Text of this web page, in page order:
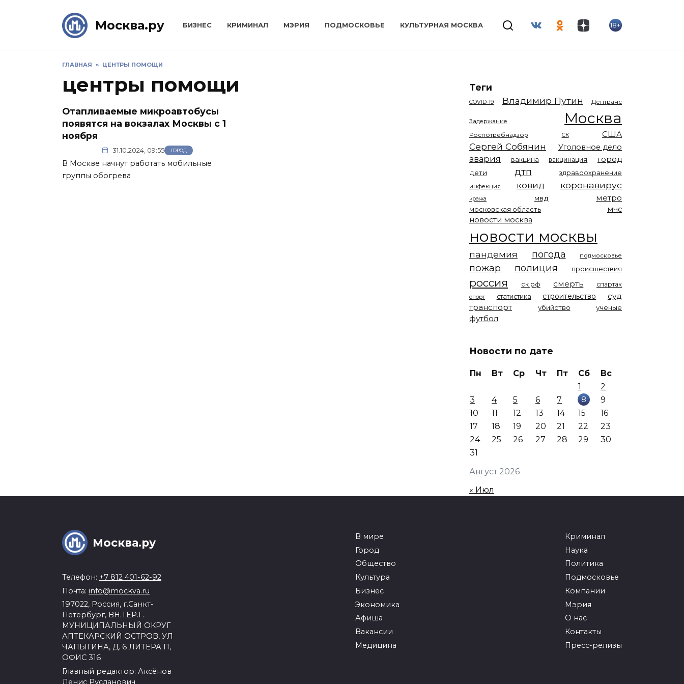
Москва.ру БИЗНЕС КРИМИНАЛ МЭРИЯ ПОДМОСКОВЬЕ КУЛЬТУРНАЯ МОСКВА 18+
ГЛАВНАЯ » ЦЕНТРЫ ПОМОЩИ
центры помощи
Отапливаемые микроавтобусы
появятся на вокзалах Москвы с 1
ноября
31.10.2024, 09:55 ГОРОД
В Москве начнут работать мобильные
группы обогрева
Теги
COVID-19 Владимир Путин Дептранс
Задержание Москва
Роспотребнадзор СК США
Сергей Собянин Уголовное дело
авария вакцина вакцинация город
дети дтп здравоохранение
инфекция ковид коронавирус
кража мвд метро
московская область
мчс
новости москва
новости москвы
пандемия погода подмосковье
пожар полиция происшествия
россия ск рф смерть спартак
спорт статистика строительство
суд
транспорт
убийство ученые
футбол
Новости по дате
Август 2026
Пн Вт Ср Чт Пт Сб
Вс
1
2
3
4 5 6 7 8
9
10
11 12 13 14 15
16
17
18 19 20 21 22
23
24
25 26 27 28 29
30
31
« Июл
Москва.ру
Телефон: +7 812 401-62-92
Почта: info@mockva.ru
197022, Россия, г.Санкт-
Петербург, ВН.ТЕР.Г.
МУНИЦИПАЛЬНЫЙ ОКРУГ
АПТЕКАРСКИЙ ОСТРОВ, УЛ
ЧАПЫГИНА, Д. 6 ЛИТЕРА П,
ОФИС 316
Главный редактор: Аксёнов
Денис Русланович
В мире
Город
Общество
Культура
Бизнес
Экономика
Афиша
Вакансии
Медицина
Криминал
Наука
Политика
Подмосковье
Компании
Мэрия
О нас
Контакты
Пресс-релизы